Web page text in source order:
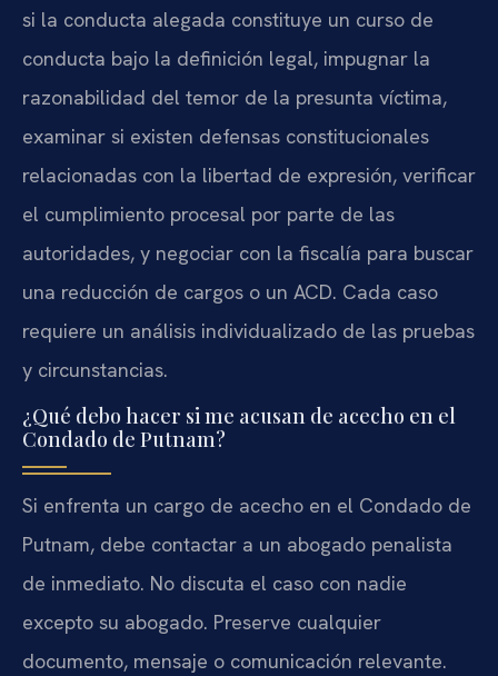
si la conducta alegada constituye un curso de
conducta bajo la definición legal, impugnar la
razonabilidad del temor de la presunta víctima,
examinar si existen defensas constitucionales
relacionadas con la libertad de expresión, verificar
el cumplimiento procesal por parte de las
autoridades, y negociar con la fiscalía para buscar
una reducción de cargos o un ACD. Cada caso
requiere un análisis individualizado de las pruebas
y circunstancias.
¿Qué debo hacer si me acusan de acecho en el
Condado de Putnam?
Si enfrenta un cargo de acecho en el Condado de
Putnam, debe contactar a un abogado penalista
de inmediato. No discuta el caso con nadie
excepto su abogado. Preserve cualquier
documento, mensaje o comunicación relevante.